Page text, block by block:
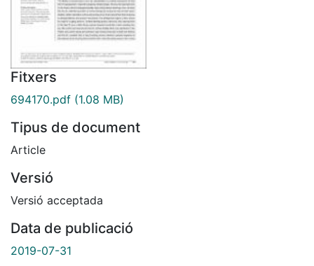
Fitxers
694170.pdf (1.08 MB)
Tipus de document
Article
Versió
Versió acceptada
Data de publicació
2019-07-31